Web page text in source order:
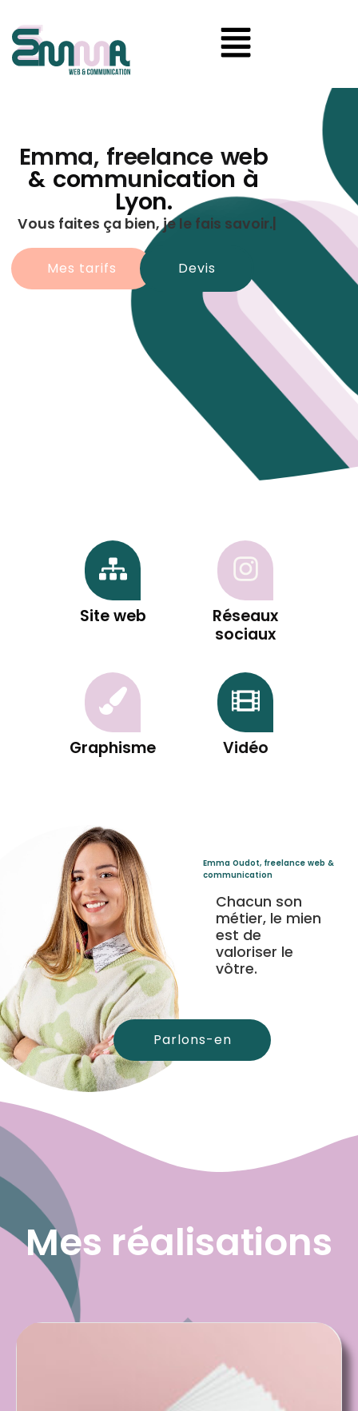
Emma, freelance web
& communication à
Lyon.​
Vous faites ça bien, je le fais savoir.
Mes tarifs Devis
Site web
Réseaux
sociaux
Graphisme Vidéo
Emma Oudot, freelance web &
communication
Chacun son
métier, le mien
est de
valoriser le
vôtre.
Parlons-en
Mes réalisations